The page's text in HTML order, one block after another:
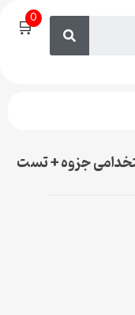
🛒0
جزوه + تست